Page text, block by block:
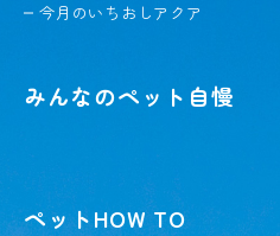
今月のいちおしアクア
みんなのペット自慢
ペットHOW TO